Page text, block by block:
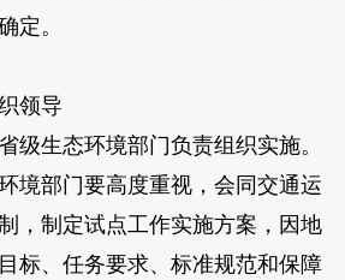
定。
领导
生态环境部门负责组织实施。
境部门要高度重视，会同交通运
，制定试点工作实施方案，因地
标、任务要求、标准规范和保障